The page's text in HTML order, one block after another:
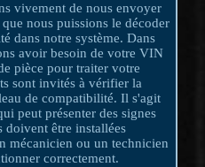
vivement de nous envoyer
nous puissions le décoder
dans notre système. Dans
avoir besoin de votre VIN
pièce pour traiter votre
sont invités à vérifier la
de compatibilité. Il s'agit
peut présenter des signes
doivent être installées
mécanicien ou un technicien
correctement.